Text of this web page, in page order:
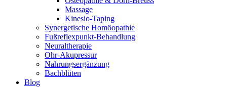
Massage
Kinesio-Taping
Synergetische Homöopathie
Fußreflexpunkt-Behandlung
Neuraltherapie
Ohr-Akupressur
Nahrungsergänzung
Bachblüten
Blog